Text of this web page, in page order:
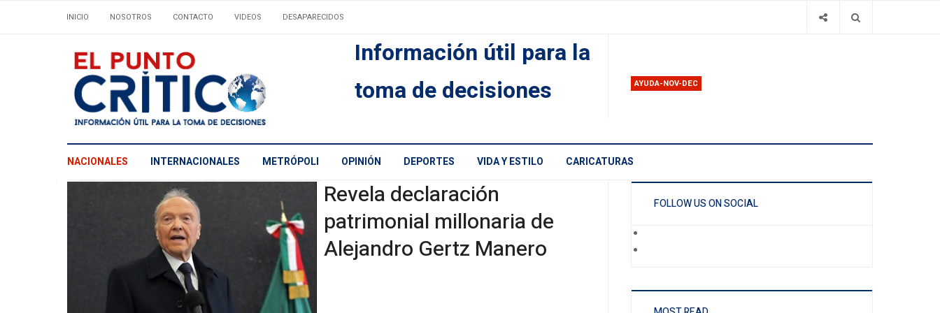
INICIO NOSOTROS CONTACTO VIDEOS DESAPARECIDOS
Información útil para la
toma de decisiones
AYUDA-NOV-DEC
NACIONALES INTERNACIONALES METRÓPOLI OPINIÓN DEPORTES VIDA Y ESTILO CARICATURAS
Revela declaración
patrimonial millonaria de
Alejandro Gertz Manero
FOLLOW US ON SOCIAL